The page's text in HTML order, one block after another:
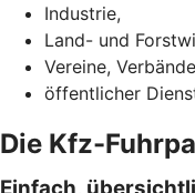
Industrie,
Land- und
Vereine,
öffentlicher
Die Kfz-